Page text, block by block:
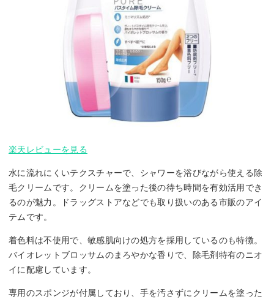
楽天レビューを見る
水に流れにくいテクスチャーで、シャワーを浴びながら使える除
毛クリームです。クリームを塗った後の待ち時間を有効活用でき
るのが魅力。ドラッグストアなどでも取り扱いのある市販のアイ
テムです。
着色料は不使用で、敏感肌向けの処方を採用しているのも特徴。
バイオレットブロッサムのまろやかな香りで、除毛剤特有のニオ
イに配慮しています。
専用のスポンジが付属しており、手を汚さずにクリームを塗った